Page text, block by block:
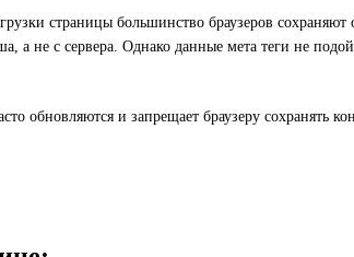
страницы большинство браузеров
а не с сервера. Однако данные мета теги не
обновляются и запрещает браузеру сохранять